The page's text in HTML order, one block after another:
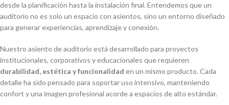
desde la planificación hasta la instalación final. Entendemos que un
auditorio no es solo un espacio con asientos, sino un entorno diseñado
para generar experiencias, aprendizaje y conexión.
Nuestro asiento de auditorio está desarrollado para proyectos
institucionales, corporativos y educacionales que requieren
durabilidad, estética y funcionalidad en un mismo producto. Cada
detalle ha sido pensado para soportar uso intensivo, manteniendo
confort y una imagen profesional acorde a espacios de alto estándar.